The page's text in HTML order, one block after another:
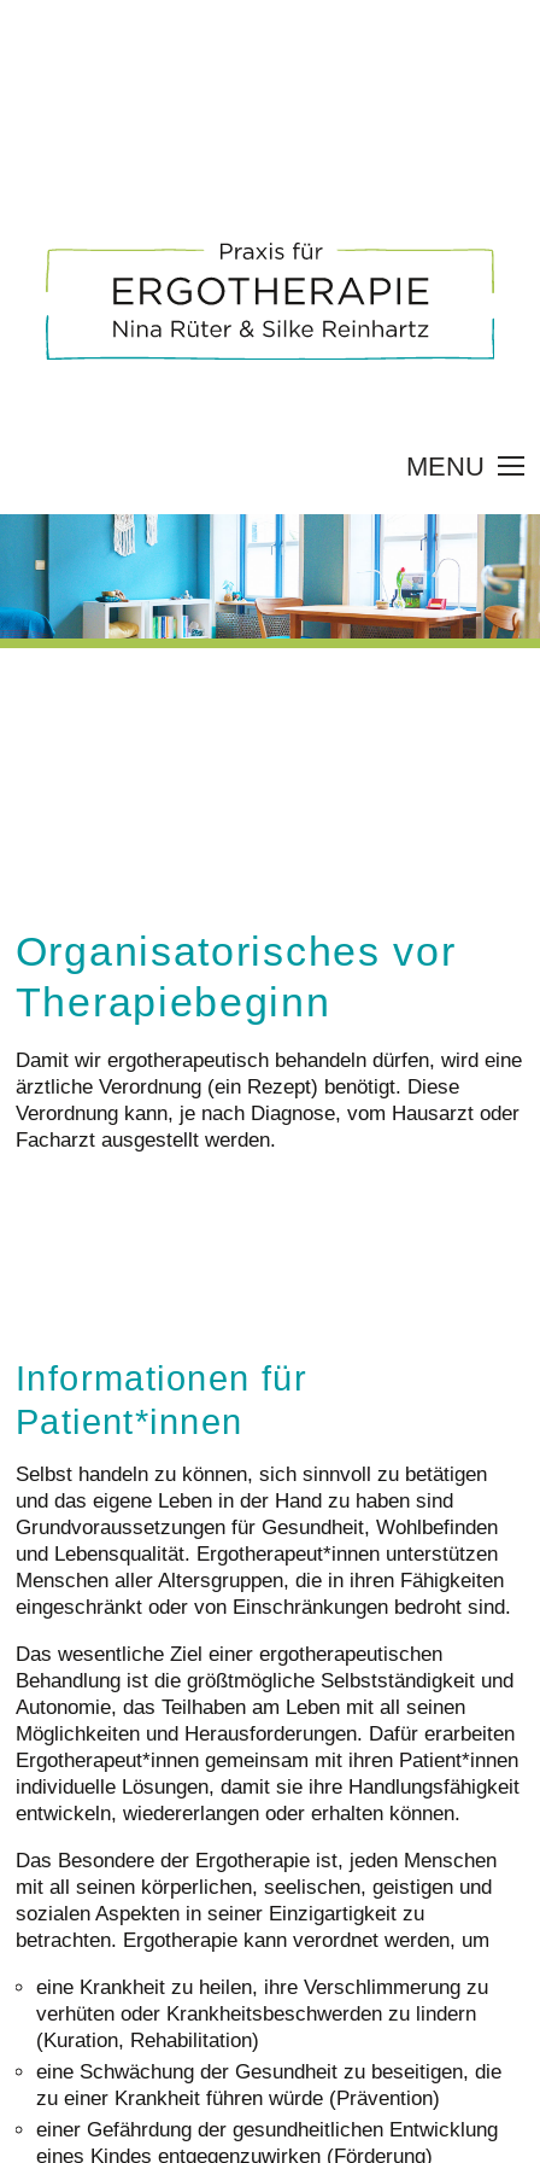
MENU
ÜBER UNS
BEHANDLUNGSSPEKTRUM
ANGEBOT
KONTAKT
Organisatorisches vor
Therapiebeginn
Damit wir ergotherapeutisch behandeln dürfen, wird eine
ärztliche Verordnung (ein Rezept) benötigt. Diese
Verordnung kann, je nach Diagnose, vom Hausarzt oder
Facharzt ausgestellt werden.
Informationen für
Patient*innen
Selbst handeln zu können, sich sinnvoll zu betätigen
und das eigene Leben in der Hand zu haben sind
Grundvoraussetzungen für Gesundheit, Wohlbefinden
und Lebensqualität. Ergotherapeut*innen unterstützen
Menschen aller Altersgruppen, die in ihren Fähigkeiten
eingeschränkt oder von Einschränkungen bedroht sind.
Das wesentliche Ziel einer ergotherapeutischen
Behandlung ist die größtmögliche Selbstständigkeit und
Autonomie, das Teilhaben am Leben mit all seinen
Möglichkeiten und Herausforderungen. Dafür erarbeiten
Ergotherapeut*innen gemeinsam mit ihren Patient*innen
individuelle Lösungen, damit sie ihre Handlungsfähigkeit
entwickeln, wiedererlangen oder erhalten können.
Das Besondere der Ergotherapie ist, jeden Menschen
mit all seinen körperlichen, seelischen, geistigen und
sozialen Aspekten in seiner Einzigartigkeit zu
betrachten. Ergotherapie kann verordnet werden, um
eine Krankheit zu heilen, ihre Verschlimmerung zu
verhüten oder Krankheitsbeschwerden zu lindern
(Kuration, Rehabilitation)
eine Schwächung der Gesundheit zu beseitigen, die
zu einer Krankheit führen würde (Prävention)
einer Gefährdung der gesundheitlichen Entwicklung
eines Kindes entgegenzuwirken (Förderung)